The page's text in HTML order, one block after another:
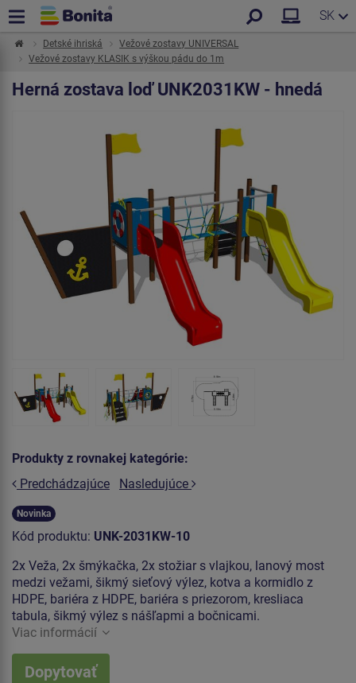
SK
Detské ihriská
Vežové zostavy UNIVERSAL
Vežové zostavy KLASIK s výškou pádu do 1m
Herná zostava loď UNK2031KW - hnedá
Produkty z rovnakej kategórie:
Predchádzajúce
Nasledujúce
Novinka
Kód produktu: UNK-2031KW-10
2x Veža, 2x šmýkačka, 2x stožiar s vlajkou, lanový most
medzi vežami, šikmý sieťový výlez, kotva a kormidlo z
HDPE, bariéra z HDPE, bariéra s priezorom, kresliaca
tabula, šikmý výlez s nášľapmi a bočnicami.
Viac informácií
Dopytovať